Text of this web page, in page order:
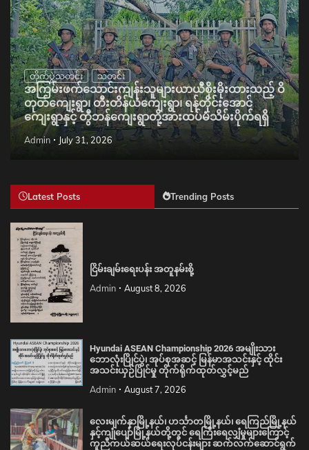
တိုက်ပွဲသတင်း သတင်း
အကြမ်းဖက်သောင်းကျန်းသူများယာယီစိုးမိုးထားသည့် ဝိ
တုတ်ကျေးရွာ၊ တီးတိန်ယံကျေးရွာ၊ ရန်တိုင်းအောင်
ကျေးရွာနှင့် တွီဘန်ကျေးရွာတို့အားထပ်မံသိမ်းပိုက်ရရှိ
Admin July 31, 2026
Latest Posts Trending Posts
ငြိမ်းချမ်းရေးပန်း အတူနမ်းစို့
Admin August 8, 2026
Hyundai ASEAN Championship 2026 အမျိုးသား
ဘောလုံးပြိုင်ပွဲ၊ အုပ်စုအဆင့် မြန်မာအသင်းနှင့် ထိုင်း
အသင်းယှဉ်ပြိုင်မှု တိုက်ရိုက်ထုတ်လွှင့်မည်
Admin August 7, 2026
လေးမျက်နှာမြို့နယ်၊ ဟင်္သာတမြို့နယ်၊ ရေကြည်မြို့နယ်
နှင့်ကျုံပျော်မြို့နယ်တို့တွင် ရေကြီးရေလျှံမှုများကြောင့်
ကူညီကယ်ဆယ်ရေးလုပ်ငန်းများ ဆက်လက်ဆောင်ရွက်